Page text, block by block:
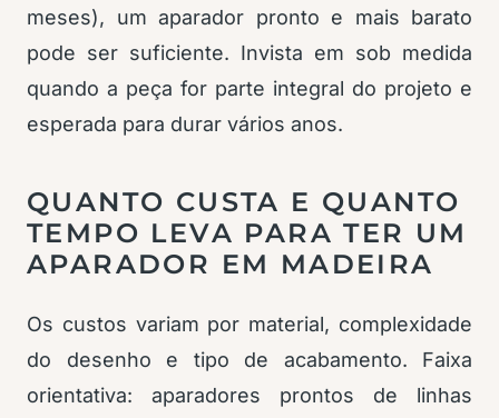
meses), um aparador pronto e mais barato
pode ser suficiente. Invista em sob medida
quando a peça for parte integral do projeto e
esperada para durar vários anos.
QUANTO CUSTA E QUANTO
TEMPO LEVA PARA TER UM
APARADOR EM MADEIRA
Os custos variam por material, complexidade
do desenho e tipo de acabamento. Faixa
orientativa: aparadores prontos de linhas